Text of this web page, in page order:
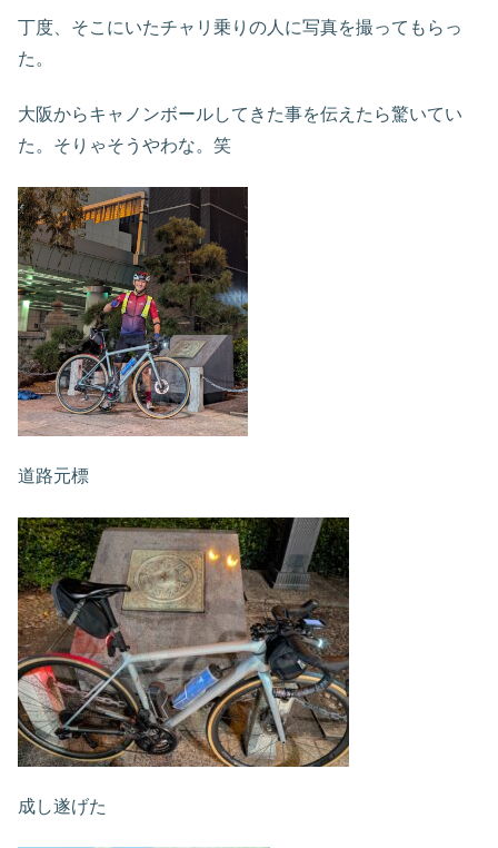
丁度、そこにいたチャリ乗りの人に写真を撮ってもらっ
た。
大阪からキャノンボールしてきた事を伝えたら驚いてい
た。そりゃそうやわな。笑
道路元標
成し遂げた